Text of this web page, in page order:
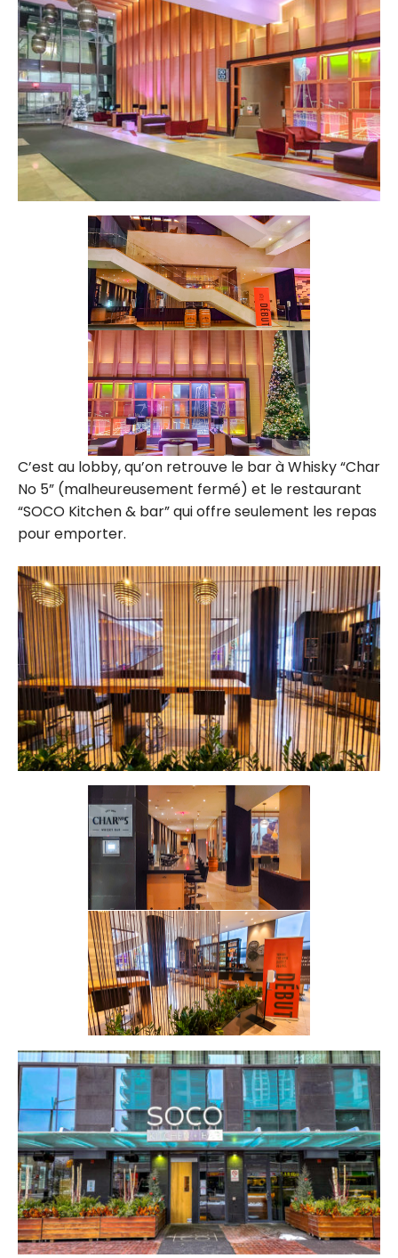
C’est au lobby, qu’on retrouve le bar à Whisky “Char
No 5” (malheureusement fermé) et le restaurant
“SOCO Kitchen & bar” qui offre seulement les repas
pour emporter.